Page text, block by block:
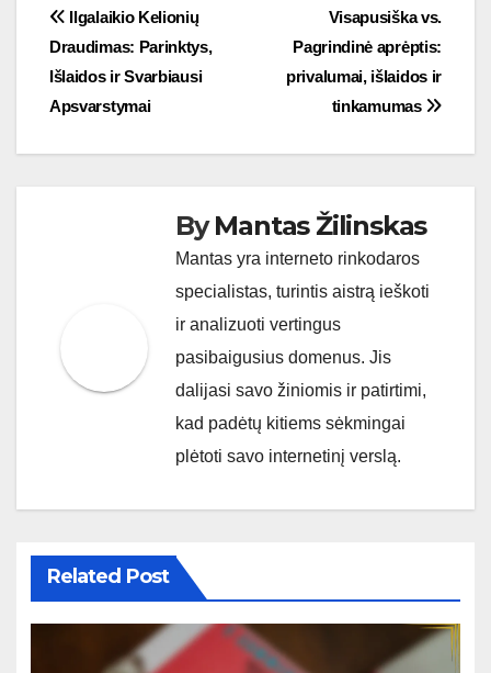
Post
navigation
Visapusiška vs.
Pagrindinė aprėptis:
privalumai, išlaidos ir
tinkamumas
Ilgalaikio Kelionių
Draudimas: Parinktys,
Išlaidos ir Svarbiausi
Apsvarstymai
ByMantas Žilinskas
Mantas yra interneto rinkodaros
specialistas, turintis aistrą ieškoti
ir analizuoti vertingus
pasibaigusius domenus. Jis
dalijasi savo žiniomis ir patirtimi,
kad padėtų kitiems sėkmingai
plėtoti savo internetinį verslą.
Related Post